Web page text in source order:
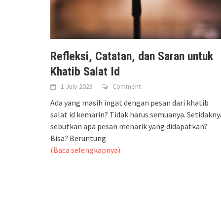
Refleksi, Catatan, dan Saran untuk
Khatib Salat Id
1 July 2023 Comment
Ada yang masih ingat dengan pesan dari khatib
salat id kemarin? Tidak harus semuanya.
sebutkan apa pesan menarik yang didapatkan?
Bisa? Beruntung
(Baca selengkapnya)